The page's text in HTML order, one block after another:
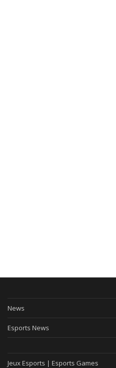
News
Esports News
Jeux Esports | Esports Games